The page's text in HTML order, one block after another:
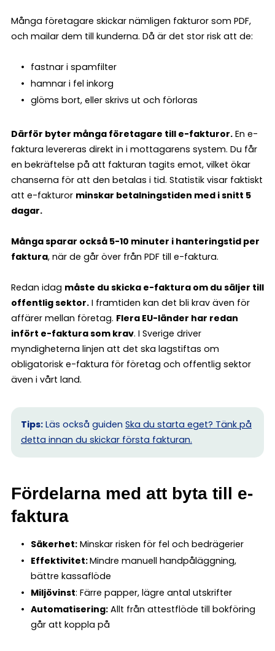
Många företagare skickar nämligen fakturor som PDF,
och mailar dem till kunderna. Då är det stor risk att de:
fastnar i spamfilter
hamnar i fel inkorg
glöms bort, eller skrivs ut och förloras
Därför byter många företagare till e-fakturor. En e-
faktura levereras direkt in i mottagarens system. Du får
en bekräftelse på att fakturan tagits emot, vilket ökar
chanserna för att den betalas i tid. Statistik visar faktiskt
att e-fakturor minskar betalningstiden med i snitt 5
dagar.
Många sparar också 5-10 minuter i hanteringstid per
faktura, när de går över från PDF till e-faktura.
Redan idag måste du skicka e-faktura om du säljer till
offentlig sektor. I framtiden kan det bli krav även för
affärer mellan företag. Flera EU-länder har redan
infört e-faktura som krav. ​​I Sverige driver
myndigheterna linjen att det ska lagstiftas om
obligatorisk e-faktura för företag och offentlig sektor
även i vårt land.
Tips: Läs också guiden Ska du starta eget? Tänk på
detta innan du skickar första fakturan.
Fördelarna med att byta till e-
faktura
Säkerhet:Minskar risken för fel och bedrägerier
Effektivitet:Mindre manuell handpåläggning,
bättre kassaflöde
Miljövinst: Färre papper, lägre antal utskrifter
Automatisering:Allt från attestflöde till bokföring
går att koppla på